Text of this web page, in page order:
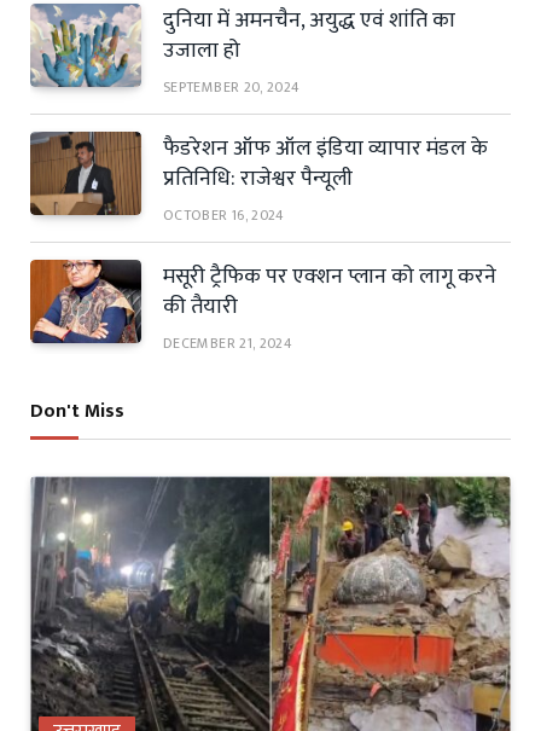
दुनिया में अमनचैन, अयुद्ध एवं शांति का
उजाला हो
SEPTEMBER 20, 2024
फैडरेशन ऑफ ऑल इंडिया व्यापार मंडल के
प्रतिनिधि: राजेश्वर पैन्यूली
OCTOBER 16, 2024
मसूरी ट्रैफिक पर एक्शन प्लान को लागू करने
की तैयारी
DECEMBER 21, 2024
Don't Miss